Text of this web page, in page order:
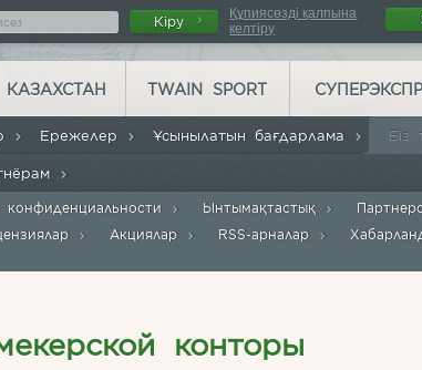
Кіру
Құпиясөзді қалпына
келтіру
Ережелер Ұсынылатын бағдарлама Біз
конфиденциальности Ынтымақтастық
Акциялар RSS-арналар
КАЗАХСТАН TWAIN SPORT
конторы